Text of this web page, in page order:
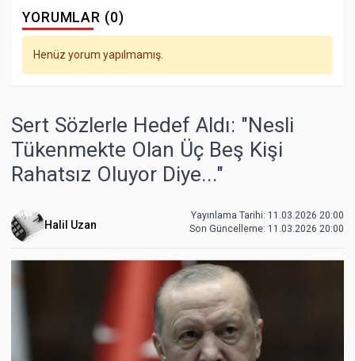
YORUMLAR (0)
Henüz yorum yapılmamış.
Sert Sözlerle Hedef Aldı: "Nesli
Tükenmekte Olan Üç Beş Kişi
Rahatsız Oluyor Diye..."
Halil Uzan
Yayınlama Tarihi: 11.03.2026 20:00
Son Güncelleme: 11.03.2026 20:00